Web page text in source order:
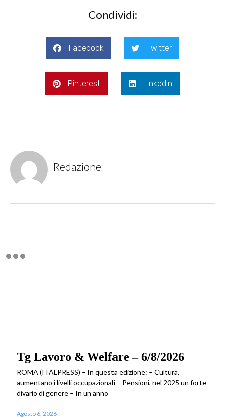
Condividi:
Facebook Twitter
Pinterest LinkedIn
Redazione
Tg Lavoro & Welfare – 6/8/2026
ROMA (ITALPRESS) – In questa edizione: – Cultura,
aumentano i livelli occupazionali – Pensioni, nel 2025 un forte
divario di genere – In un anno
Agosto 6, 2026